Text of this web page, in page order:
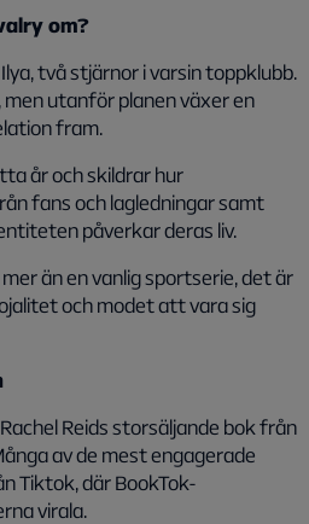
om?
två stjärnor i varsin toppklubb.
men utanför planen växer en
fram.
år och skildrar hur
fans och lagledningar samt
påverkar deras liv.
än en vanlig sportserie, det är
och modet att vara sig
Reids storsäljande bok från
av de mest engagerade
Tiktok, där BookTok-
virala.